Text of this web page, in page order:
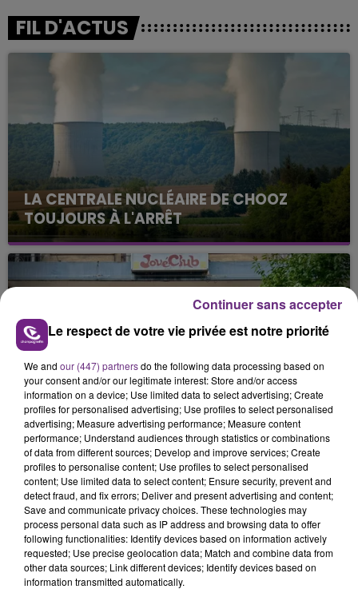
FIL D'ACTUS
LA CENTRALE NUCLÉAIRE DE CHOOZ
TOUJOURS À L'ARRÊT
Cela fait déjà une semaine que la centrale
nucléaire ardennaise est à l'arrêt. Une situation
justifiée par la sécheresse intense qui est toujours
LE MAGASIN JOUÉCLUB DE REIMS FERME
SES PORTES
C'était l'une des institutions du centre-ville
rémois. Le magasin JouéClub est contraint de
fermer ses portes.
TITRES DIFFUSÉS
13h05
13h05 13h02
13h02
Le respect de votre vie privée est notre priorité
We and our (447) partnersdo the following data processing based on
your consent and/or our legitimate interest: Store and/or access
information on a device; Use limited data to select advertising; Create
profiles for personalised advertising; Use profiles to select personalised
advertising; Measure advertising performance; Measure content
performance; Understand audiences through statistics or combinations
of data from different sources; Develop and improve services; Create
profiles to personalise content; Use profiles to select personalised
content; Use limited data to select content; Ensure security, prevent and
detect fraud, and fix errors; Deliver and present advertising and content;
Save and communicate privacy choices. These technologies may
process personal data such as IP address and browsing data to offer
following functionalities: Identify devices based on information actively
requested; Use precise geolocation data; Match and combine data from
other data sources; Link different devices; Identify devices based on
information transmitted automatically.
Continuer sans accepter